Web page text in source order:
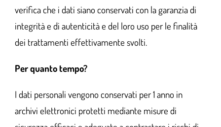
verifica che i dati siano conservati con la garanzia di
integrità e di autenticità e del loro uso per le finalità
dei trattamenti effettivamente svolti.
Per quanto tempo?
I dati personali vengono conservati per 1 anno in
archivi elettronici protetti mediante misure di